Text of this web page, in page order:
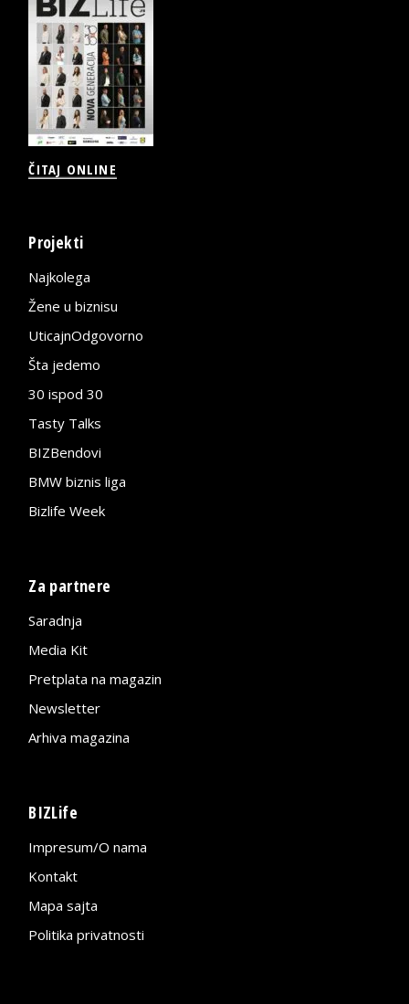
ČITAJ ONLINE
Projekti
Najkolega
Žene u biznisu
UticajnOdgovorno
Šta jedemo
30 ispod 30
Tasty Talks
BIZBendovi
BMW biznis liga
Bizlife Week
Za partnere
Saradnja
Media Kit
Pretplata na magazin
Newsletter
Arhiva magazina
BIZLife
Impresum/O nama
Kontakt
Mapa sajta
Politika privatnosti